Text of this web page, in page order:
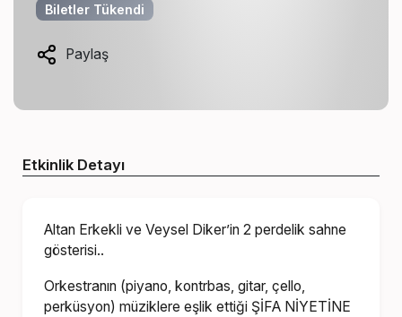
Biletler Tükendi
Paylaş
Etkinlik Detayı
Altan Erkekli ve Veysel Diker’in 2 perdelik sahne
gösterisi..
Orkestranın (piyano, kontrbas, gitar, çello,
perküsyon) müziklere eşlik ettiği ŞİFA NİYETİNE